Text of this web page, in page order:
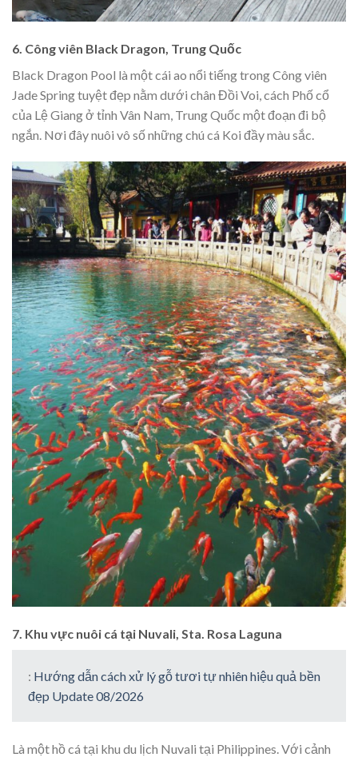
6. Công viên Black Dragon, Trung Quốc
Black Dragon Pool là một cái ao nổi tiếng trong Công viên
Jade Spring tuyệt đẹp nằm dưới chân Đồi Voi, cách Phố cổ
của Lệ Giang ở tỉnh Vân Nam, Trung Quốc một đoạn đi bộ
ngắn. Nơi đây nuôi vô số những chú cá Koi đầy màu sắc.
7. Khu vực nuôi cá tại Nuvali, Sta. Rosa Laguna
: Hướng dẫn cách xử lý gỗ tươi tự nhiên hiệu quả bền
đẹp Update 08/2026
Là một hồ cá tại khu du lịch Nuvali tại Philippines. Với cảnh